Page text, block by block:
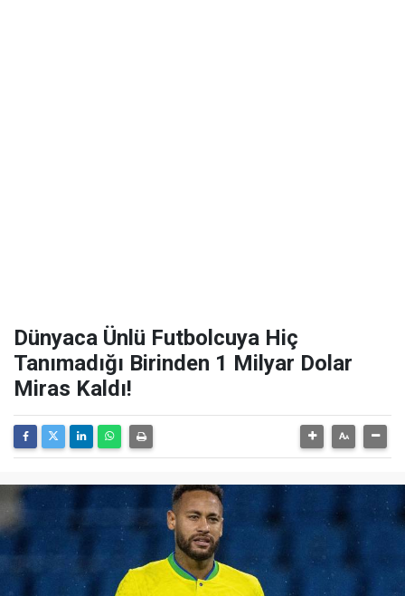
Dünyaca Ünlü Futbolcuya Hiç
Tanımadığı Birinden 1 Milyar Dolar
Miras Kaldı!